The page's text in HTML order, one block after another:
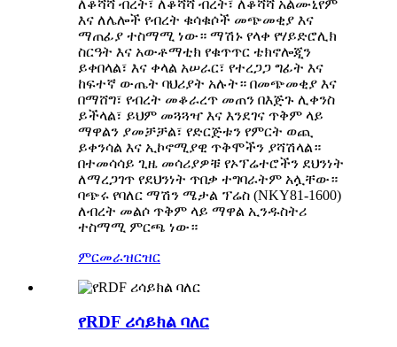
ለቆሻሻ ብረት፣ ለቆሻሻ ብረት፣ ለቆሻሻ አልሙኒየም
እና ለሌሎች የብረት ቁሳቁሶች መጭመቂያ እና
ማጠፊያ ተስማሚ ነው። ማሽኑ የላቀ የሃይድሮሊክ
ስርዓት እና አውቶማቲክ የቁጥጥር ቴክኖሎጂን
ይቀበላል፣ እና ቀላል አሠራር፣ የተረጋጋ ግፊት እና
ከፍተኛ ውጤት ባህሪያት አሉት። በመጭመቂያ እና
በማሸግ፣ የብረት መቆራረጥ መጠን በእጅጉ ሊቀንስ
ይችላል፣ ይህም መጓጓዣ እና እንደገና ጥቅም ላይ
ማዋልን ያመቻቻል፣ የድርጅቱን የምርት ወጪ
ይቀንሳል እና ኢኮኖሚያዊ ጥቅሞችን ያሻሽላል።
በተመሳሳይ ጊዜ መሳሪያዎቹ የኦፕሬተሮችን ደህንነት
ለማረጋገጥ የደህንነት ጥበቃ ተግባራትም አሏቸው።
ባጭሩ የባለር ማሽን ሜታል ፕሬስ (NKY81-1600)
ለብረት መልሶ ጥቅም ላይ ማዋል ኢንዱስትሪ
ተስማሚ ምርጫ ነው።
ምርመራዝርዝር
የRDF ሪሳይክል ባለር